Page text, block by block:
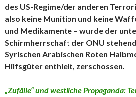
des US-Regime/der anderen
also keine Munition und keine
und Medikamente – wurde der
Schirmherrschaft der ONU
Syrischen Arabischen Roten
Hilfsgüter enthielt, zerschossen.
„Zufälle“ und westliche Propaganda: